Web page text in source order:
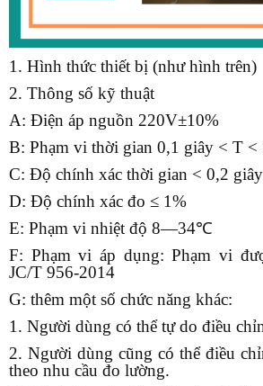
1. Hình thức thiết bị (như hình trên)
2. Thông số kỹ thuật
A: Điện áp nguồn 220V±10%
B: Phạm vi thời gian 0,1 giây < T <
C: Độ chính xác thời gian < 0,2 giây
D: Độ chính xác đo ≤ 1%
E: Phạm vi nhiệt độ 8—34℃
F: Phạm vi áp dụng: Phạm vi
JC/T 956-2014
G: thêm một số chức năng khác:
1. Người dùng có thể tự do điều
2. Người dùng cũng có thể điều
theo nhu cầu đo lường.